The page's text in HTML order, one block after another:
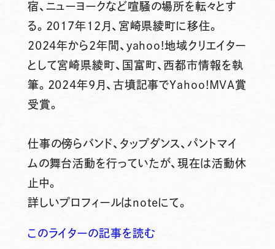
宿、ニューヨークなど喧騒の場所を転々とす
る。2017年12月、宮崎県綾町に移住。
2024年から2年間、yahoo!地域クリエイター
として宮崎県綾町、国富町、西都市情報を執
筆。2024年9月、古墳記事でYahoo!MVA賞
受賞。
仕事の傍らバンド、タップダンス、パントマイ
ムの舞台活動を行っていたが、現在は活動休
止中。
詳しいプロフィールはnoteにて。
このライターの記事を読む